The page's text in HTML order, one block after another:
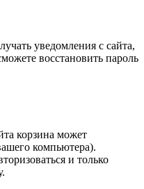
уведомления с сайта,
восстановить пароль
корзина может
компьютера).
и только